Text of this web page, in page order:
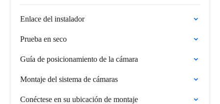
Enlace del instalador
Prueba en seco
Guía de posicionamiento de la cámara
Montaje del sistema de cámaras
Conéctese en su ubicación de montaje